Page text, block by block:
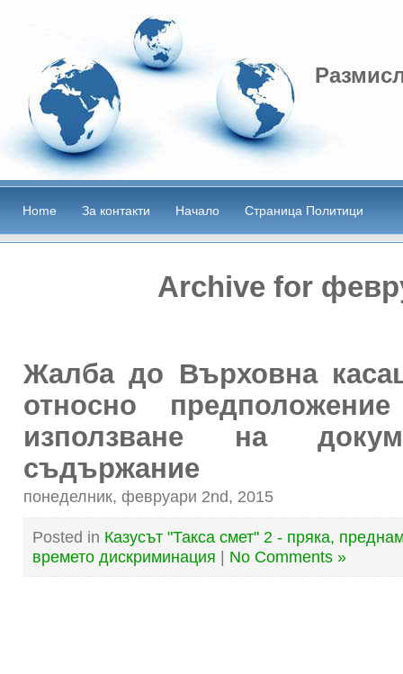
Home За контакти Начало Страница Политици
Archive for
Жалба до Върховна
относно
използване на
съдържание
понеделник, февруари 2nd, 2015
Posted in Казусът "Такса смет" 2 - пряка,
времето дискриминация | No Comments »